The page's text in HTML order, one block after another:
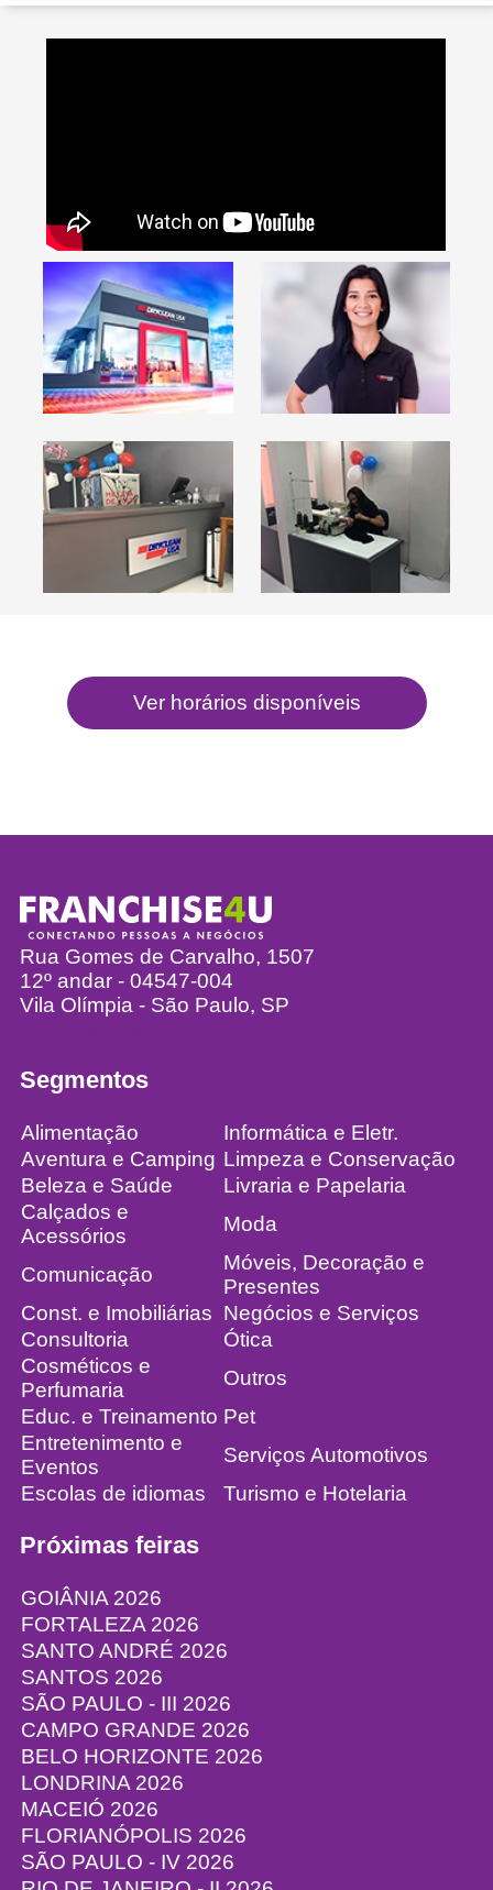
Rua Gomes de Carvalho, 1507
12º andar - 04547-004
Vila Olímpia - São Paulo, SP
Segmentos
Alimentação
Informática e Eletr.
Aventura e Camping Limpeza e Conservação
Beleza e Saúde
Livraria e Papelaria
Calçados e
Acessórios
Moda
Comunicação
Móveis, Decoração e
Presentes
Const. e Imobiliárias Negócios e Serviços
Consultoria
Ótica
Cosméticos e
Perfumaria
Outros
Educ. e Treinamento Pet
Entretenimento e
Eventos
Serviços Automotivos
Escolas de idiomas
Turismo e Hotelaria
Próximas feiras
GOIÂNIA 2026
FORTALEZA 2026
SANTO ANDRÉ 2026
SANTOS 2026
SÃO PAULO - III 2026
CAMPO GRANDE 2026
BELO HORIZONTE 2026
LONDRINA 2026
MACEIÓ 2026
FLORIANÓPOLIS 2026
SÃO PAULO - IV 2026